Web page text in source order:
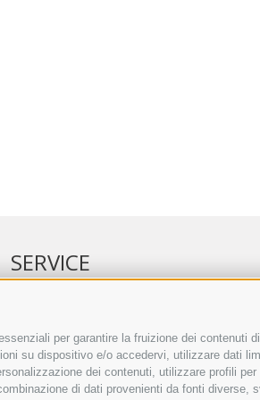
per garantire la fruizione dei contenuti
su dispositivo e/o accedervi, utilizzare dati
dei contenuti, utilizzare profili
di dati provenienti da fonti
SERVICE
ANNUNCI
LINK UTILI
METEO